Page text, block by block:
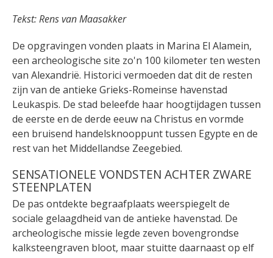
Tekst: Rens van Maasakker
De opgravingen vonden plaats in Marina El Alamein,
een archeologische site zo'n 100 kilometer ten westen
van Alexandrië. Historici vermoeden dat dit de resten
zijn van de antieke Grieks-Romeinse havenstad
Leukaspis. De stad beleefde haar hoogtijdagen tussen
de eerste en de derde eeuw na Christus en vormde
een bruisend handelsknooppunt tussen Egypte en de
rest van het Middellandse Zeegebied.
SENSATIONELE VONDSTEN ACHTER ZWARE
STEENPLATEN
De pas ontdekte begraafplaats weerspiegelt de
sociale gelaagdheid van de antieke havenstad. De
archeologische missie legde zeven bovengrondse
kalksteengraven bloot, maar stuitte daarnaast op elf